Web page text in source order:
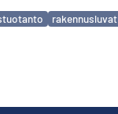
rakennusluvat